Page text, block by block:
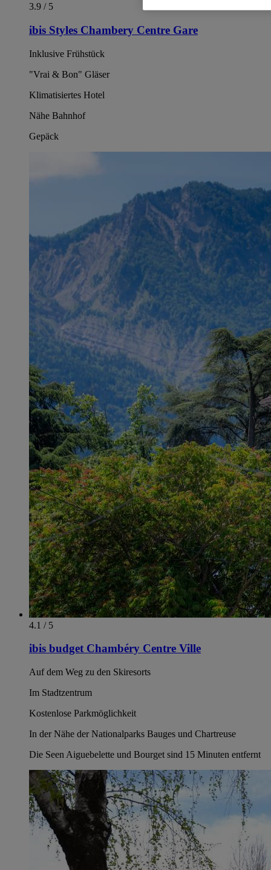
3.9 / 5
ibis Styles Chambery Centre Gare
Inklusive Frühstück
"Vrai & Bon" Gläser
Klimatisiertes Hotel
Nähe Bahnhof
Gepäck
4.1 / 5
ibis budget Chambéry Centre Ville
Auf dem Weg zu den Skiresorts
Im Stadtzentrum
Kostenlose Parkmöglichkeit
In der Nähe der Nationalparks Bauges und Chartreuse
Die Seen Aiguebelette und Bourget sind 15 Minuten entfernt